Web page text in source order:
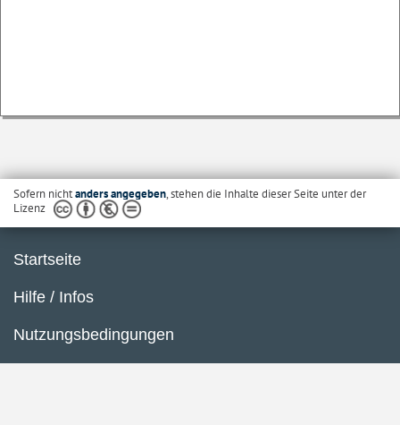
Sofern nichtanders angegeben, stehen die Inhalte dieser Seite unter der
Lizenz
Startseite
Hilfe / Infos
Nutzungsbedingungen